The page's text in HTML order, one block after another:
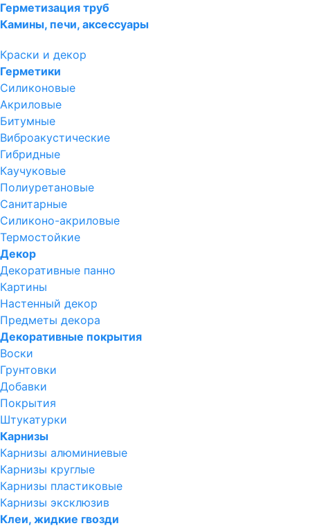
Герметизация труб
Камины, печи, аксессуары
Краски и декор
Герметики
Силиконовые
Акриловые
Битумные
Виброакустические
Гибридные
Каучуковые
Полиуретановые
Санитарные
Силиконо-акриловые
Термостойкие
Декор
Декоративные панно
Картины
Настенный декор
Предметы декора
Декоративные покрытия
Воски
Грунтовки
Добавки
Покрытия
Штукатурки
Карнизы
Карнизы алюминиевые
Карнизы круглые
Карнизы пластиковые
Карнизы эксклюзив
Клеи, жидкие гвозди